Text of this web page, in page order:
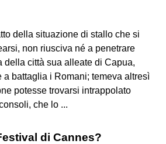
della situazione di stallo che si
non riusciva né a penetrare
della città sua alleate di Capua,
a battaglia i Romani; temeva altresì
potesse trovarsi intrappolato
che lo ...
di Cannes?